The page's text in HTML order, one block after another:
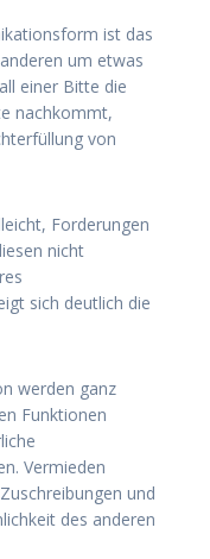
ist das
um etwas
einer Bitte die
nachkommt,
von
Forderungen
nicht
sich deutlich die
werden ganz
Funktionen
Vermieden
und
des anderen